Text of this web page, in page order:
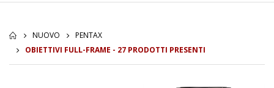
NUOVO
PENTAX
OBIETTIVI FULL-FRAME - 27 PRODOTTI PRESENTI